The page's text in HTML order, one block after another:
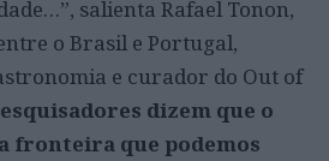
salienta Rafael Tonon,
o Brasil e Portugal,
e curador do Out of
dizem que o
fronteira que podemos